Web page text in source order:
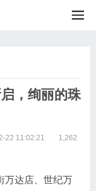
，绚丽的珠
22 11:02:21
1,262
万达店、世纪万